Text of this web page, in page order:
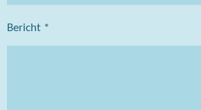
Bericht *